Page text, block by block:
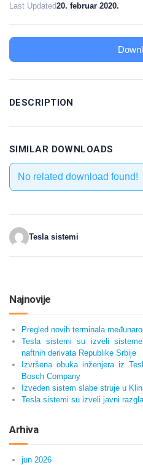
Last Updated20. februar 2020.
DESCRIPTION
SIMILAR DOWNLOADS
No related download found!
Tesla sistemi
Najnovije
Pregled novih terminala
Tesla sistemi su izveli
naftnih derivata Republike Srbije
Izvršena obuka inženjera iz
Bosch Company
Izveden sistem slabe struje u
Tesla sistemi su izveli javni
Arhiva
jun 2026